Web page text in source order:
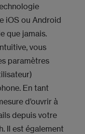
iOS ou Android
que jamais.
vous
paramètres
En tant
d’ouvrir à
depuis votre
Il est également